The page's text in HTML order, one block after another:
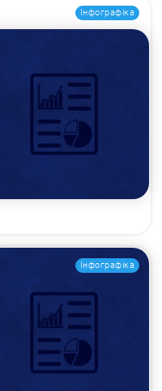
Інфографіка
Інфографіка